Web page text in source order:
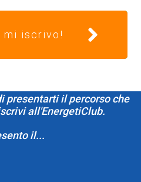
mi iscrivo!
presentarti il percorso che
all'EnergetiClub.
il...